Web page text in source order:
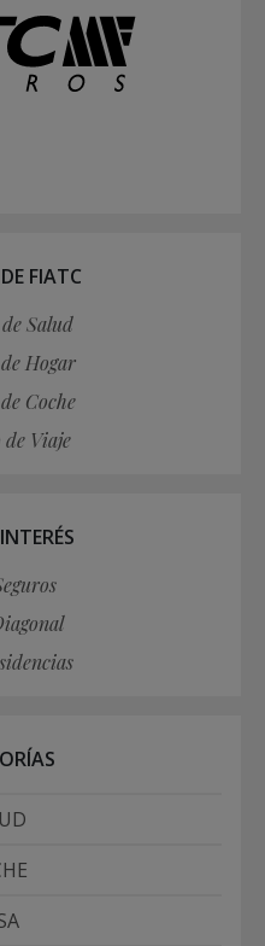
FIATC
Salud
Hogar
Coche
de Viaje